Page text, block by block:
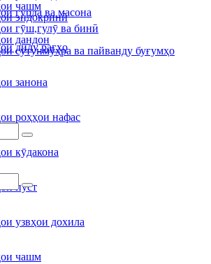
гурда ва масона
дилу рагҳо
занона
роҳҳои нафас
кӯдакона
пӯст
узвҳои дохила
чашм
чашм
эндокринӣ
гӯш,гулӯ ва бинӣ
дандон
сутунмӯҳра ва пайванду буғумҳо